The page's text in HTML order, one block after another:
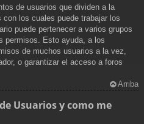
de usuarios que dividen a la
los cuales puede trabajar los
puede pertenecer a varios grupos
permisos. Esto ayuda, a los
de muchos usuarios a la vez,
o garantizar el acceso a foros
Arriba
Usuarios y como me